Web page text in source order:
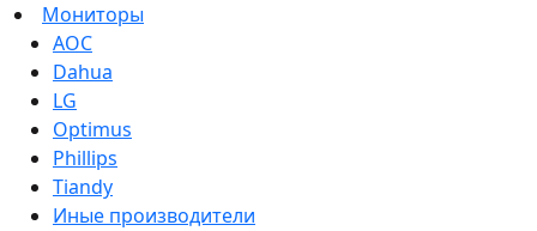
Мониторы
AOC
Dahua
LG
Optimus
Phillips
Tiandy
Иные производители